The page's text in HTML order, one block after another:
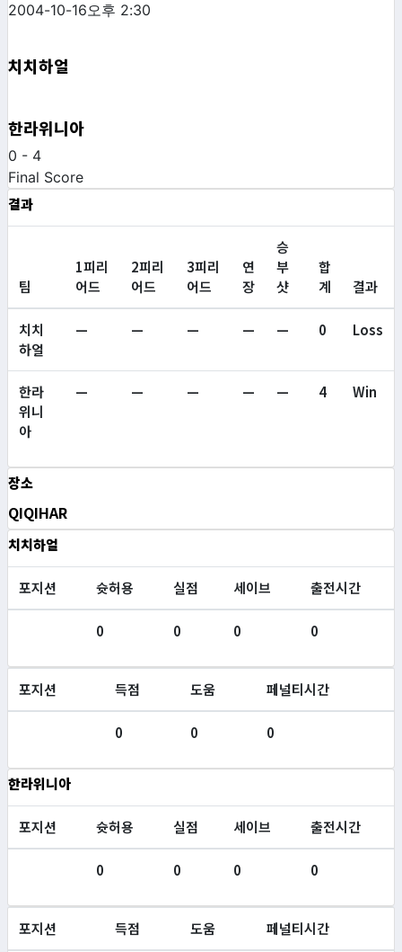
2004-10-16오후 2:30
치치하얼
한라위니아
0 - 4
Final Score
결과
팀
1피리
어드
2피리
어드
3피리
어드
연
장
승
부
샷
합
계
결과
치치
하얼
— — — — — 0 Loss
한라
위니
아
— — — — — 4 Win
장소
QIQIHAR
치치하얼
포지션 슛허용 실점 세이브 출전시간
0 0 0 0
포지션 득점 도움 페널티시간
0 0 0
한라위니아
포지션 슛허용 실점 세이브 출전시간
0 0 0 0
포지션 득점 도움 페널티시간